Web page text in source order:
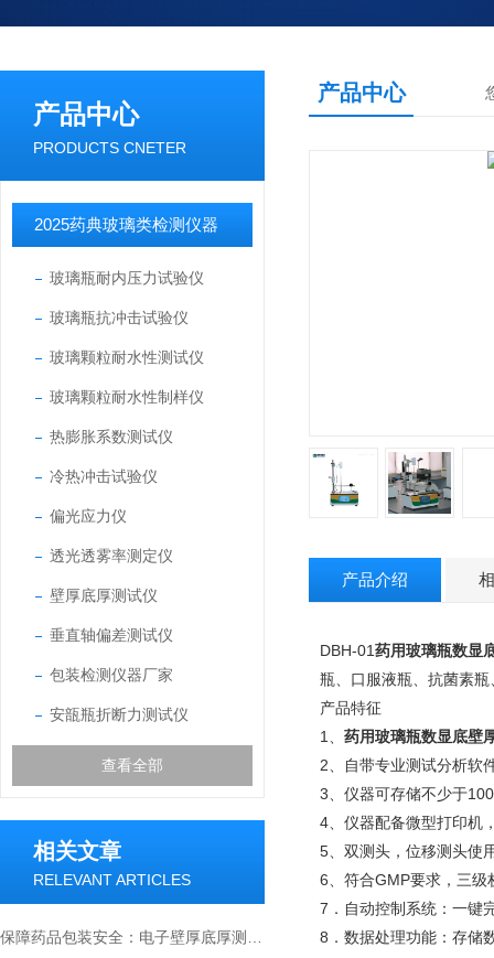
产品中心
PRODUCTS CNETER
2025药典玻璃类检测仪器
玻璃瓶耐内压力试验仪
玻璃瓶抗冲击试验仪
玻璃颗粒耐水性测试仪
玻璃颗粒耐水性制样仪
热膨胀系数测试仪
冷热冲击试验仪
偏光应力仪
透光透雾率测定仪
壁厚底厚测试仪
垂直轴偏差测试仪
包装检测仪器厂家
安瓿瓶折断力测试仪
查看全部
相关文章
RELEVANT ARTICLES
产品中心
产品介绍
DBH-01药用玻璃瓶数显
瓶、口服液瓶、抗菌素
产品特征
1、 药用玻璃瓶数显底壁
2、自带专业测试分析软
3、仪器可存储不少于
4、仪器配备微型打印机
5、双测头，位移测头使
6、符合GMP要求，三级
7．自动控制系统：一键
8．数据处理功能：存储